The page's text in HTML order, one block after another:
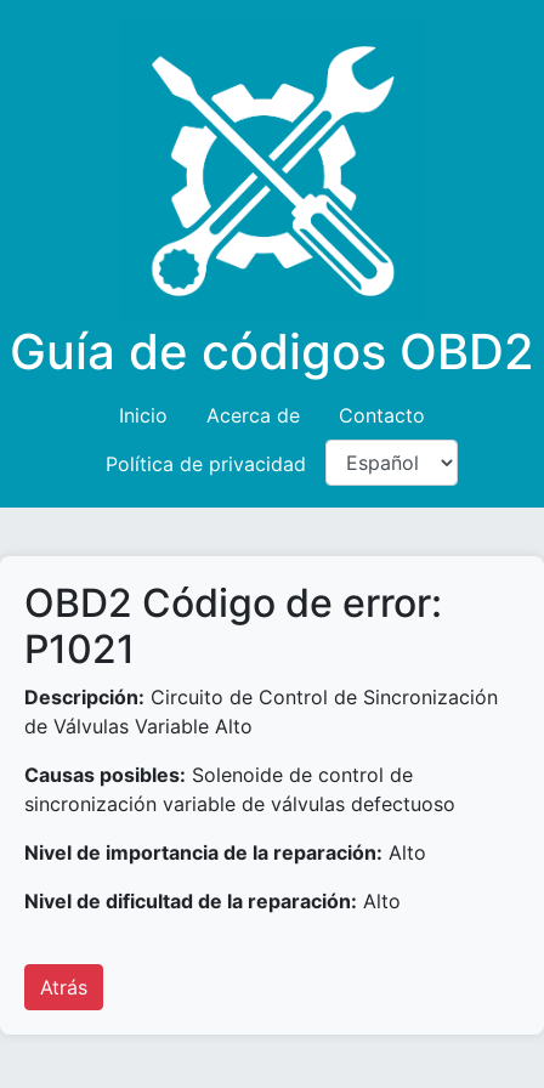
Guía de códigos OBD2
Inicio Acerca de
Contacto
Política de privacidad
OBD2 Código de error:
P1021
Descripción: Circuito de Control de Sincronización
de Válvulas Variable Alto
Causas posibles: Solenoide de control de
sincronización variable de válvulas defectuoso
Nivel de importancia de la reparación: Alto
Nivel de dificultad de la reparación: Alto
Atrás